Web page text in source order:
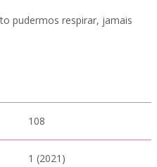
pudermos respirar, jamais
108
1 (2021)